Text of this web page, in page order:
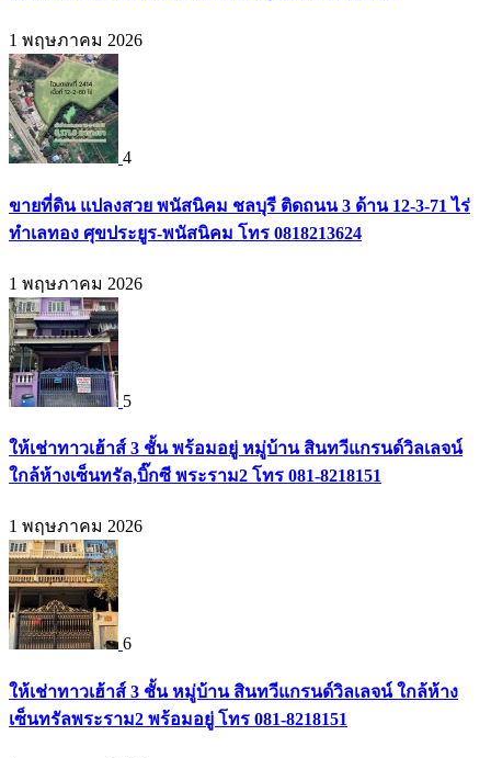
1 พฤษภาคม 2026
4
ขายที่ดิน แปลงสวย พนัสนิคม ชลบุรี ติดถนน 3 ด้าน 12-3-71 ไร่
ทำเลทอง ศุขประยูร-พนัสนิคม โทร 0818213624
1 พฤษภาคม 2026
5
ให้เช่าทาวเฮ้าส์ 3 ชั้น พร้อมอยู่ หมู่บ้าน สินทวีแกรนด์วิลเลจน์
ใกล้ห้างเซ็นทรัล,บิ๊กซี พระราม2 โทร 081-8218151
1 พฤษภาคม 2026
6
ให้เช่าทาวเฮ้าส์ 3 ชั้น หมู่บ้าน สินทวีแกรนด์วิลเลจน์ ใกล้ห้าง
เซ็นทรัลพระราม2 พร้อมอยู่ โทร 081-8218151